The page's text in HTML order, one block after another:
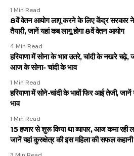
1 Min Read
8वें वेतन आयोग लागू करने के लिए केंद्र सरकार
तैयारी, जानें यहां कब लागू होगा 8वें वेतन आयोग
4 Min Read
हरियाणा में सोना के भाव उतरे, चांदी के नखरे चढ़े,
आज के सोना- चांदी के भाव
1 Min Read
हरियाणा में सोने-चांदी के भावों फिर आई तेजी, जानें
भाव
1 Min Read
15 हजार से शुरू किया था व्यापार, आज कमा रही
जानें यहां कुरुक्षेत्र की इस महिला की सफल कहानी